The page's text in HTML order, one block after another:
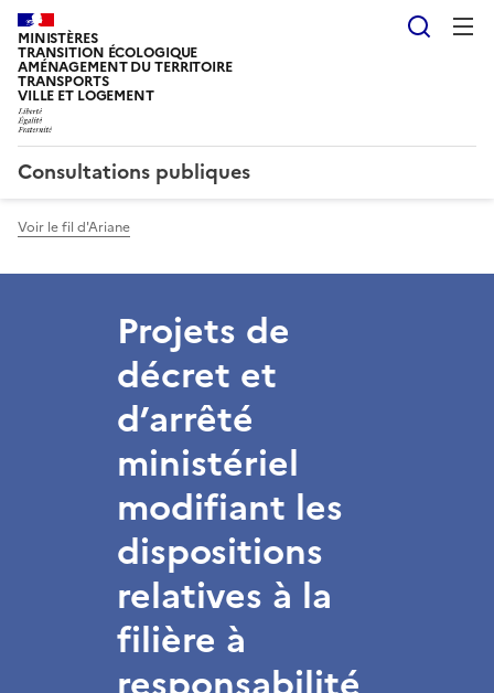
MINISTÈRES
TRANSITION ÉCOLOGIQUE
AMÉNAGEMENT DU TERRITOIRE
TRANSPORTS
VILLE ET LOGEMENT
Consultations publiques
Voir le fil d'Ariane
Projets de
décret et
d’arrêté
ministériel
modifiant les
dispositions
relatives à la
filière à